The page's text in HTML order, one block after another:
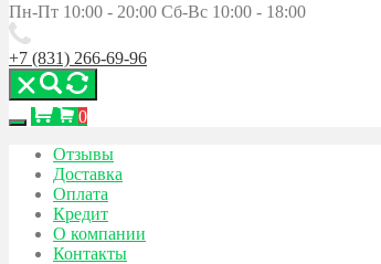
Пн-Пт 10:00 - 20:00 Сб-Вс 10:00 - 18:00
+7 (831) 266-69-96
0
Отзывы
Доставка
Оплата
Кредит
О компании
Контакты